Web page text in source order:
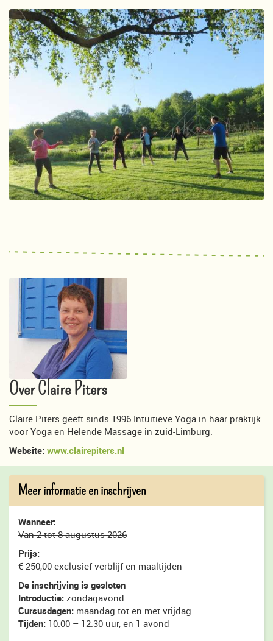
Over Claire Piters
Claire Piters geeft sinds 1996 Intuïtieve Yoga in haar praktijk
voor Yoga en Helende Massage in zuid-Limburg.
Website: www.clairepiters.nl
Meer informatie en inschrijven
Wanneer:
Van 2 tot 8 augustus 2026
Prijs:
€ 250,00 exclusief verblijf en maaltijden
De inschrijving is gesloten
Introductie: zondagavond
Cursusdagen: maandag tot en met vrijdag
Tijden: 10.00 – 12.30 uur, en 1 avond